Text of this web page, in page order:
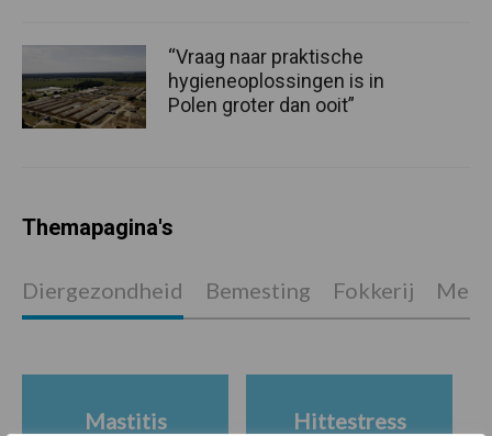
“Vraag naar praktische
hygieneoplossingen is in
Polen groter dan ooit”
Themapagina's
Diergezondheid Bemesting Fokkerij
Mastitis Hittestress